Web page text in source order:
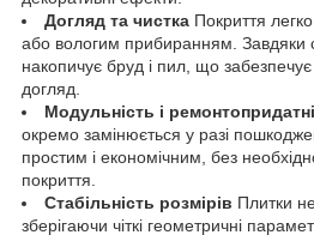
Догляд та чистка Покриття
або вологим прибиранням. Завдяки
накопичує бруд і пил, що
догляд.
Модульність і
окремо замінюється у разі
простим і економічним, без
покриття.
Стабільність розмірів Плитки
зберігаючи чіткі геометричні